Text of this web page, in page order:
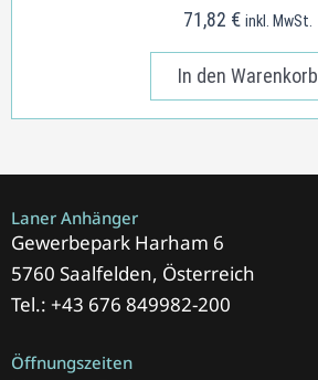
71,82 € inkl. MwSt.
In den Warenkorb
Laner Anhänger
Gewerbepark Harham 6
5760 Saalfelden, Österreich
Tel.: +43 676 849982-200
Öffnungszeiten